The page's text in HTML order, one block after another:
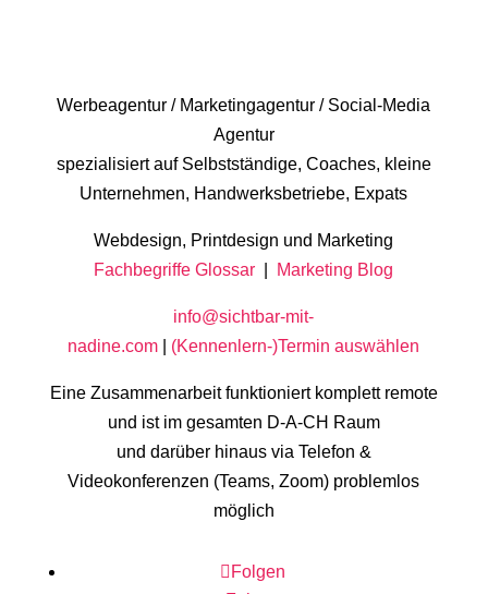
Werbeagentur / Marketingagentur / Social-Media
Agentur
spezialisiert auf Selbstständige, Coaches, kleine
Unternehmen, Handwerksbetriebe, Expats
Webdesign, Printdesign und Marketing
Fachbegriffe Glossar
Marketing Blog
info@sichtbar-mit-
nadine.com
(Kennenlern-)Termin auswählen
Eine Zusammenarbeit funktioniert komplett remote
und ist im gesamten D-A-CH Raum
und darüber hinaus via Telefon &
Videokonferenzen (Teams, Zoom) problemlos
möglich
Folgen